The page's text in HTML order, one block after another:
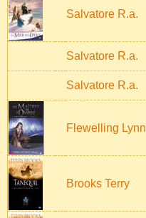
Salvatore R.a.
Salvatore R.a.
Salvatore R.a.
Flewelling Lynn
Brooks Terry